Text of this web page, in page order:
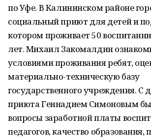
по Уфе. В Калининском районе
социальный приют для детей и
котором проживает 50
лет. Михаил Закомалдин
условиями проживания ребят,
материально-техническую базу
государственного учреждения. С
приюта Геннадием Симоновым
вопросы заработной платы
педагогов, качество образования,